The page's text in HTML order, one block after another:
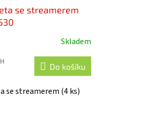
se streamerem
Skladem
Do košíku
se streamerem (4 ks)